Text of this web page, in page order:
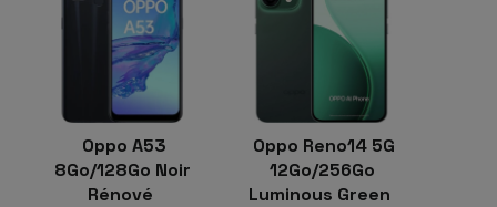
Oppo A53
8Go/128Go Noir
Rénové
Oppo Reno14 5G
12Go/256Go
Luminous Green